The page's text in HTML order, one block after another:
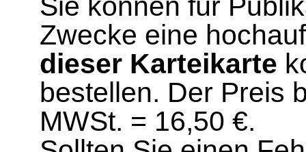
Zwecke eine
dieser Karteikarte
bestellen. Der Preis
MWSt. = 16,50 €.